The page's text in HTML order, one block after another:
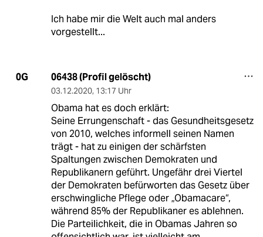
Ich habe mir die Welt auch mal anders
vorgestellt...
0G 06438 (Profil gelöscht)
03.12.2020, 13:17 Uhr
Obama hat es doch erklärt:
Seine Errungenschaft - das Gesundheitsgesetz
von 2010, welches informell seinen Namen
trägt - hat zu einigen der schärfsten
Spaltungen zwischen Demokraten und
Republikanern geführt. Ungefähr drei Viertel
der Demokraten befürworten das Gesetz über
erschwingliche Pflege oder „Obamacare“,
während 85% der Republikaner es ablehnen.
Die Parteilichkeit, die in Obamas Jahren so